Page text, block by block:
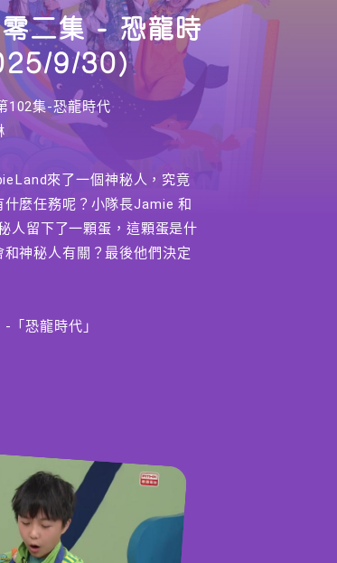
二集 - 恐龍時
9/30)
102集-恐龍時代
來了一個神秘人，究竟
什麼任務呢？小隊長Jamie 和
人留下了一顆蛋，這顆蛋是什
和神秘人有關？最後他們決定
-「恐龍時代」
有羽毛？
挖掘，發現原來有些恐龍是長
不是所有恐龍都長有鱗片，恐
會與我們以往對恐龍的印象